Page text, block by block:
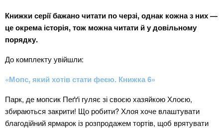
Книжки серії бажано читати по черзі, однак кожна з них —
це окрема історія, тож можна читати й у довільному
порядку.
До комплекту увійшли:
«Мопс, який хотів стати феєю. Книжка 6»
Парк, де мопсик Пеґґі гуляє зі своєю хазяйкою Хлоєю,
збираються закрити! Що робити? Хлоя хоче влаштувати
благодійний ярмарок із розпродажем тортів, щоб врятувати